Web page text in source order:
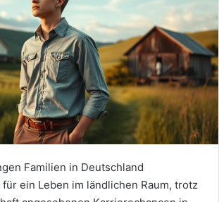
Familien in Deutschland
ein Leben im ländlichen Raum, trotz